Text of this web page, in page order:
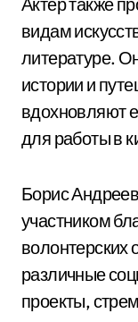
видам
литературе.
истории и
вдохновляют
для работы в
Борис
участником
волонтерских
различные
проекты,